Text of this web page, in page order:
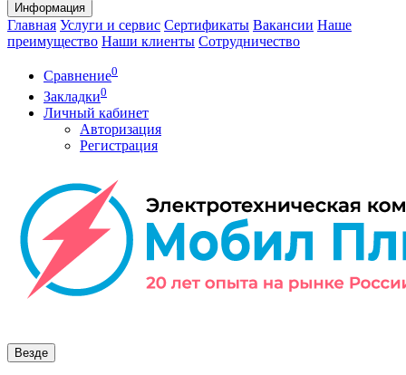
Информация
Главная Услуги и сервис Сертификаты Вакансии Наше
преимущество Наши клиенты Сотрудничество
Сравнение0
Закладки0
Личный кабинет
Авторизация
Регистрация
Везде